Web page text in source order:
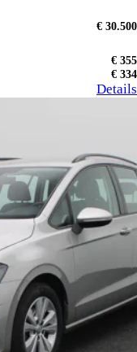
€ 30.500
€ 355
€ 334
Details